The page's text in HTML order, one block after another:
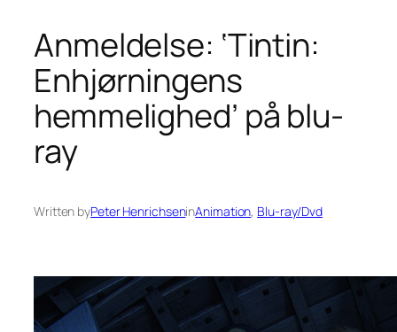
Anmeldelse: ‘Tintin:
Enhjørningens
hemmelighed’ på blu-
ray
Written byPeter HenrichseninAnimation, Blu-ray/Dvd